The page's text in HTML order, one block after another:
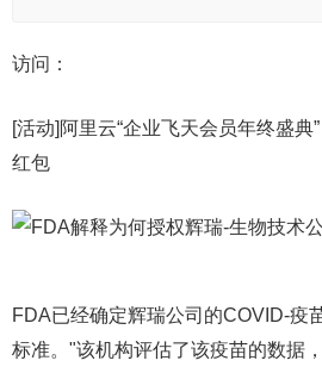
访问：
[活动]阿里云“企业飞天会员年终盛典
红包
FDA已经确定辉瑞公司的COVID-疫
标准。"该机构评估了该疫苗的数据